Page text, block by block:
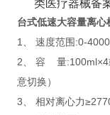
类医疗器械备
台式低速大容量离心
1、 速度范围:0-
2、 容 量:100ml×4
意切换）
3、 相对离心力